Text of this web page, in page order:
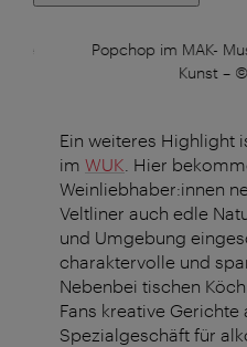
Popchop im MAK-
Kunst–
Ein weiteres Highlight
im WUK . Hier
Weinliebhaber:innen
Veltliner auch edle
und Umgebung
charaktervolle und
Nebenbei tischen
Fans kreative Gerichte
Spezialgeschäft für